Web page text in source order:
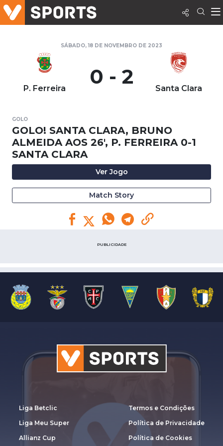
SÁBADO, 18 DE NOVEMBRO DE 2023
P. Ferreira 0 - 2 Santa Clara
GOLO
GOLO! SANTA CLARA, BRUNO
ALMEIDA AOS 26', P. FERREIRA 0-1
SANTA CLARA
Ver Jogo
Match Story
PUBLICIDADE
Liga Betclic
Liga Meu Super
Allianz Cup
Termos e Condições
Política de Privacidade
Política de Cookies